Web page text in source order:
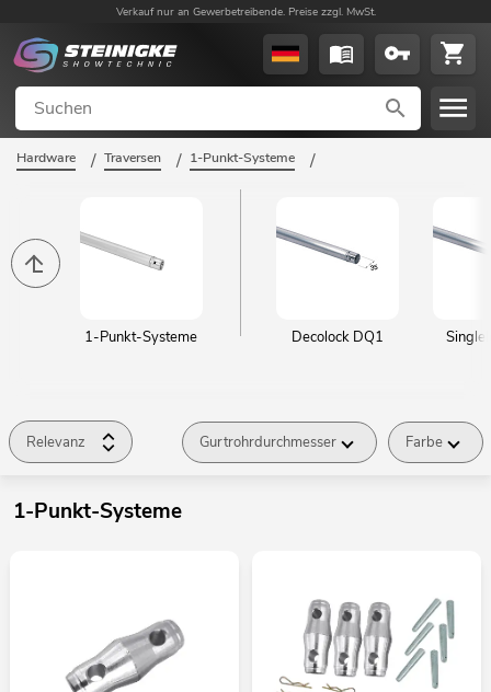
Verkauf nur an Gewerbetreibende. Preise zzgl. MwSt.
Hardware / Traversen / 1-Punkt-Systeme /
1-Punkt-Systeme Decolock DQ1
Relevanz Gurtrohrdurchmesser Farbe
1-Punkt-Systeme